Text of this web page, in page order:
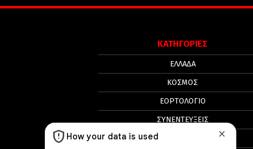
ΚΑΤΗΓΟΡΙΕΣ
ΕΛΛΑΔΑ
ΚΟΣΜΟΣ
ΕΟΡΤΟΛΟΓΙΟ
ΣΥΝΕΝΤΕΥΞΕΙΣ